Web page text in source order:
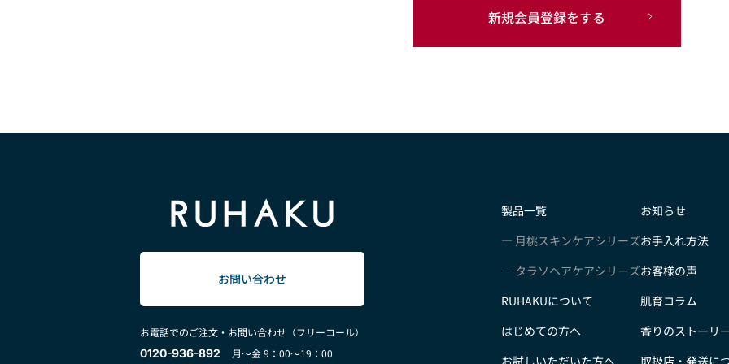
新規会員登録をする
お問い合わせ
お電話でのご注文・お問い合わせ（フリーコール）
0120-936-892
月～金 9：00～19：00
製品一覧
月桃スキンケアシリーズ
タラソヘアケアシリーズ
RUHAKUについて
はじめての方へ
お試しいただいた方へ
お知らせ
お手入れ方法
お客様の声
肌育コラム
香りのストーリ
取扱店・発送に